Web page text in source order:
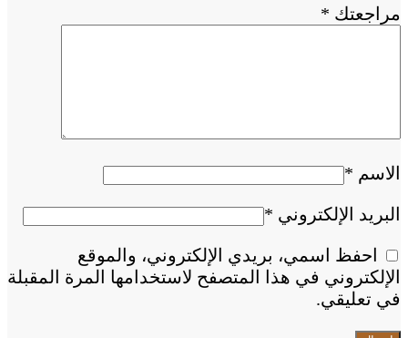
مراجعتك *
الاسم *
البريد الإلكتروني *
احفظ اسمي، بريدي الإلكتروني، والموقع
الإلكتروني في هذا المتصفح لاستخدامها المرة المقبلة
في تعليقي.